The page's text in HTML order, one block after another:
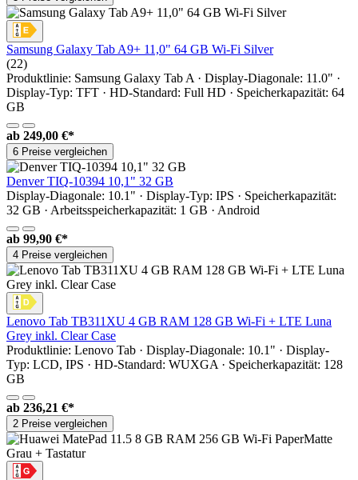
Samsung Galaxy Tab A9+ 11,0" 64 GB Wi-Fi Silver
(22)
Produktlinie: Samsung Galaxy Tab A · Display-Diagonale: 11.0" ·
Display-Typ: TFT · HD-Standard: Full HD · Speicherkapazität: 64
GB
ab 249,00 €*
6 Preise vergleichen
Denver TIQ-10394 10,1" 32 GB
Display-Diagonale: 10.1" · Display-Typ: IPS · Speicherkapazität:
32 GB · Arbeitsspeicherkapazität: 1 GB · Android
ab 99,90 €*
4 Preise vergleichen
Lenovo Tab TB311XU 4 GB RAM 128 GB Wi-Fi + LTE Luna
Grey inkl. Clear Case
Produktlinie: Lenovo Tab · Display-Diagonale: 10.1" · Display-
Typ: LCD, IPS · HD-Standard: WUXGA · Speicherkapazität: 128
GB
ab 236,21 €*
2 Preise vergleichen